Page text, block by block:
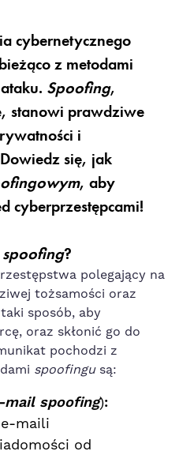
cybernetycznego
z metodami
Spoofing,
stanowi prawdziwe
i
się, jak
, aby
cyberprzestępcami!
spoofing?
polegający na
tożsamości oraz
sposób, aby
oraz skłonić go do
pochodzi z
spoofingusą:
mail spoofing):
e-maili
od